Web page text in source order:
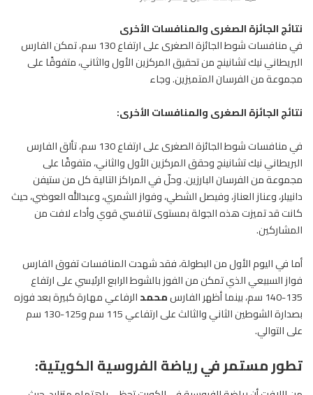
نتائج الجائزة الصغرى والمنافسات الأخرى
في منافسات شوط الجائزة الصغرى على ارتفاع 130 سم، تمكن الفارس
البريطاني نيك تشانينج من تحقيق المركزين الأول والثاني، متفوقًا على
مجموعة من الفرسان المتميزين. وجاء
نتائج الجائزة الصغرى والمنافسات الأخرى:
في منافسات شوط الجائزة الصغرى على ارتفاع 130 سم، تألق الفارس
البريطاني نيك تشانينج وحقق المركزين الأول والثاني، متفوقًا على
مجموعة من الفرسان البارزين. وحلّ في المراكز التالية كل من ستيفن
دانييلر، وعناز العناز، وفيصل الشطي، وفواز الشمري، وعبدالله العوضي، حيث
كانت قد تميزت هذه الجولة بمستوى تنافسي قوي وأداء لافت من
المشاركين.
أما في اليوم الأول من البطولة، فقد شهدت المنافسات تفوق الفارس
فواز السبيعي الذي تمكن من الفوز بالشوط الرابع الرئيسي على ارتفاع
135-140 سم، بينما أظهر الفارس
محمدالرفاعي مهارة كبيرة بعد فوزه
بصدارة الشوطين الثاني والثالث على ارتفاعي 115 سم و125-130 سم
على التوالي.
تطور مستمر في رياضة الفروسية الكويتية: